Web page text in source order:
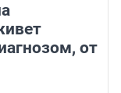
от